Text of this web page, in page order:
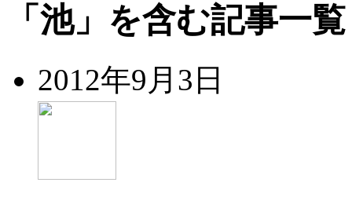
「池」を含む記事一覧
2012年9月3日